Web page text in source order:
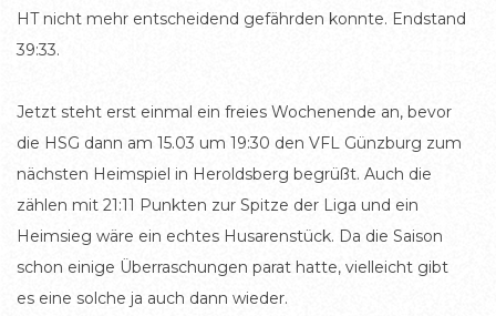
HT nicht mehr entscheidend gefährden konnte. Endstand
39:33.
Jetzt steht erst einmal ein freies Wochenende an, bevor
die HSG dann am 15.03 um 19:30 den VFL Günzburg zum
nächsten Heimspiel in Heroldsberg begrüßt. Auch die
zählen mit 21:11 Punkten zur Spitze der Liga und ein
Heimsieg wäre ein echtes Husarenstück. Da die Saison
schon einige Überraschungen parat hatte, vielleicht gibt
es eine solche ja auch dann wieder.